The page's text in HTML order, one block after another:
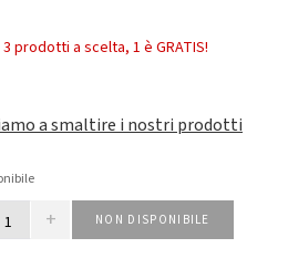
prodotti a scelta, 1 è GRATIS!
a smaltire i nostri prodotti
+ NON DISPONIBILE